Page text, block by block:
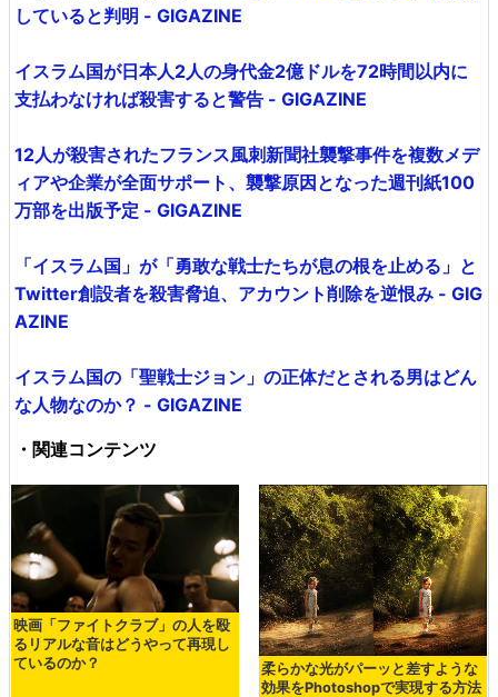
していると判明 - GIGAZINE
イスラム国が日本人2人の身代金2億ドルを72時間以内に
支払わなければ殺害すると警告 - GIGAZINE
12人が殺害されたフランス風刺新聞社襲撃事件を複数メデ
ィアや企業が全面サポート、襲撃原因となった週刊紙100
万部を出版予定 - GIGAZINE
「イスラム国」が「勇敢な戦士たちが息の根を止める」と
Twitter創設者を殺害脅迫、アカウント削除を逆恨み - GIG
AZINE
イスラム国の「聖戦士ジョン」の正体だとされる男はどん
な人物なのか？ - GIGAZINE
・関連コンテンツ
映画「ファイトクラブ」の人を殴
るリアルな音はどうやって再現し
ているのか？
柔らかな光がパーッと差すような
効果をPhotoshopで実現する方法